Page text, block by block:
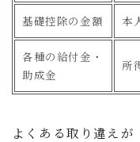
基礎控除の金額 本
各種の給付金・
助成金
所
よくある取り違えが